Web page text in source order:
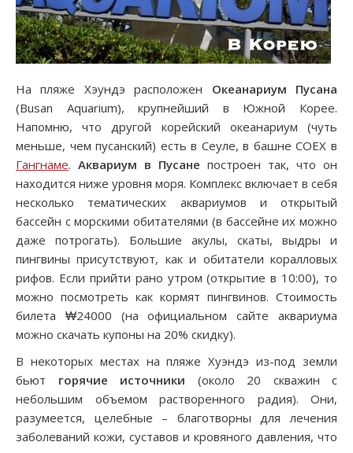
На пляже Хэундэ расположен Океанариум Пусана
(Busan Aquarium), крупнейший в Южной Корее.
Напомню, что другой корейский океанариум (чуть
меньше, чем пусанский) есть в Сеуле, в башне COEX в
Гангнаме. Аквариум в Пусане построен так, что он
находится ниже уровня моря. Комплекс включает в себя
несколько тематических аквариумов и открытый
бассейн с морскими обитателями (в бассейне их можно
даже потрогать). Большие акулы, скаты, выдры и
пингвины присутствуют, как и обитатели коралловых
рифов. Если прийти рано утром (открытие в 10:00), то
можно посмотреть как кормят пингвинов. Стоимость
билета ₩24000 (на официальном сайте аквариума
можно скачать купоны на 20% скидку).
В некоторых местах на пляже Хуэндэ из-под земли
бьют горячие источники (около 20 скважин с
небольшим объемом растворенного радия). Они,
разумеется, целебные – благотворны для лечения
заболеваний кожи, суставов и кровяного давления, что